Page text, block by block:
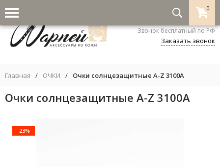
0
8-800-333-5530
Звонок бесплатный по РФ
Заказать звонок
Главная / ОЧКИ / Очки солнцезащитные A-Z 3100A
Очки солнцезащитные A-Z 3100A
-23%